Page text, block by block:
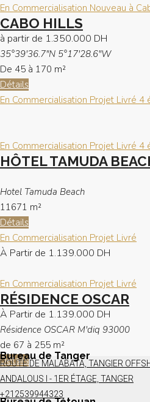
En Commercialisation Nouveau à
CABO HILLS
à partir de 1.350.000 DH
35°39'36.7"N 5°17'28.6"W
De 45 à 170 m²
Détails
En Commercialisation Projet Livré 4
En Commercialisation Projet Livré 4
HÔTEL TAMUDA
Hotel Tamuda Beach
11671 m²
Détails
En Commercialisation Projet Livré
À Partir de 1.139.000 DH
En Commercialisation Projet Livré
RÉSIDENCE OSCAR
À Partir de 1.139.000 DH
Résidence OSCAR M'diq 93000
de 67 à 255 m²
Détails
Bureau de Tanger
ROUTE DE MALABATA, TANGIER
ANDALOUS I - 1ER ÉTAGE, TANGER
+212539944323